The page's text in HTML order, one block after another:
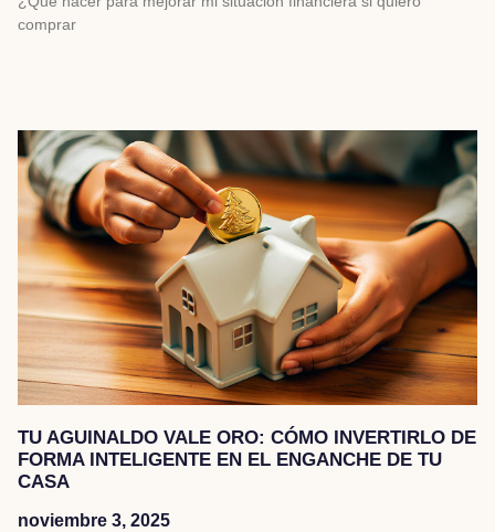
comprar
TU AGUINALDO VALE ORO: CÓMO INVERTIRLO DE
FORMA INTELIGENTE EN EL ENGANCHE DE TU
CASA
noviembre 3, 2025